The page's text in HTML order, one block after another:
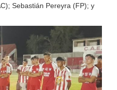
Sebastián Pereyra (FP); y